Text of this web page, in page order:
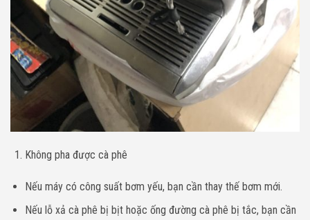
Không pha được cà phê
Nếu máy có công suất bơm yếu, bạn cần thay thế bơm mới.
Nếu lỗ xả cà phê bị bịt hoặc ống đường cà phê bị tắc, bạn cần